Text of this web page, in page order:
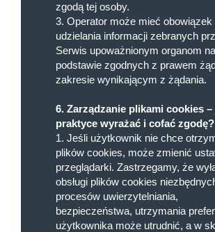
zgodą tej osoby.
3. Operator może mieć obowiązek
udzielania informacji zebranych
Serwis upoważnionym organom na
podstawie zgodnych z prawem
zakresie wynikającym z żądania.
6. Zarządzanie plikami cookies –
praktyce wyrażać i cofać zgodę?
1. Jeśli użytkownik nie chce
plików cookies, może zmienić
przeglądarki. Zastrzegamy, że
obsługi plików cookies
procesów uwierzytelniania,
bezpieczeństwa, utrzymania
użytkownika może utrudnić, a w